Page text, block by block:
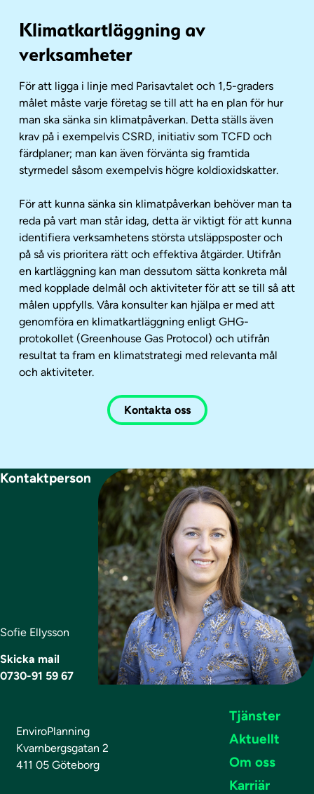
Klimatkartläggning av
verksamheter
För att ligga i linje med Parisavtalet och 1,5-graders
målet måste varje företag se till att ha en plan för hur
man ska sänka sin klimatpåverkan. Detta ställs även
krav på i exempelvis CSRD, initiativ som TCFD och
färdplaner; man kan även förvänta sig framtida
styrmedel såsom exempelvis högre koldioxidskatter.
För att kunna sänka sin klimatpåverkan behöver man ta
reda på vart man står idag, detta är viktigt för att kunna
identifiera verksamhetens största utsläppsposter och
på så vis prioritera rätt och effektiva åtgärder. Utifrån
en kartläggning kan man dessutom sätta konkreta mål
med kopplade delmål och aktiviteter för att se till så att
målen uppfylls. Våra konsulter kan hjälpa er med att
genomföra en klimatkartläggning enligt GHG-
protokollet (Greenhouse Gas Protocol) och utifrån
resultat ta fram en klimatstrategi med relevanta mål
och aktiviteter.
Kontakta oss
Kontaktperson
Sofie Ellysson
Skicka mail
0730-91 59 67
EnviroPlanning
Kvarnbergsgatan 2
411 05 Göteborg
Tjänster
Aktuellt
Om oss
Karriär